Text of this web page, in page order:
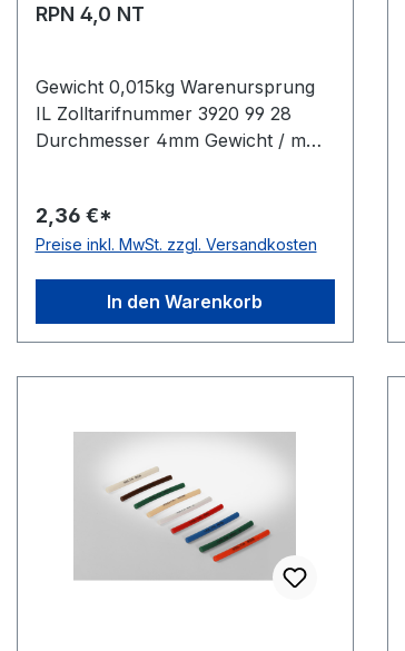
RPN 4,0 NT
Gewicht 0,015kg Warenursprung
IL Zolltarifnummer 3920 99 28
Durchmesser 4mm Gewicht / m
Material Polyurethan Farbe grün
Rollenlänge 30,5 (außer Ø 2mm =
Zugstrang nein Shorehärte 88°
Shore A
2,36 €*
Preise inkl. MwSt. zzgl. Versandkosten
In den Warenkorb